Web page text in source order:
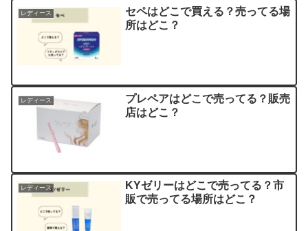
レディース
セペはどこで買える？売ってる場
所はどこ？
レディース
プレペアはどこで売ってる？販売
店はどこ？
レディース
KYゼリーはどこで売ってる？市
販で売ってる場所はどこ？